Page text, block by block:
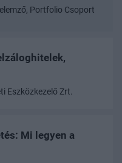
Portfolio Csoport
Eszközkezelő Zrt.
Mi legyen a